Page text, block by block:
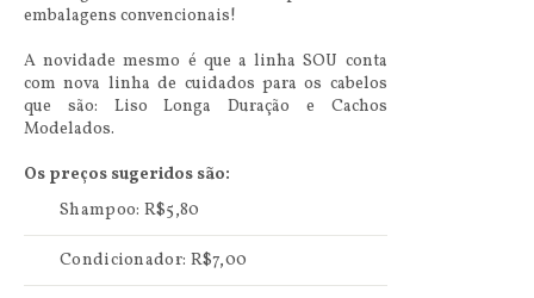
embalagens convencionais!
A novidade mesmo é que a linha SOU conta
com nova linha de cuidados para os cabelos
que são: Liso Longa Duração e Cachos
Modelados.
Os preços sugeridos são:
Shampoo: R$5,80
Condicionador: R$7,00